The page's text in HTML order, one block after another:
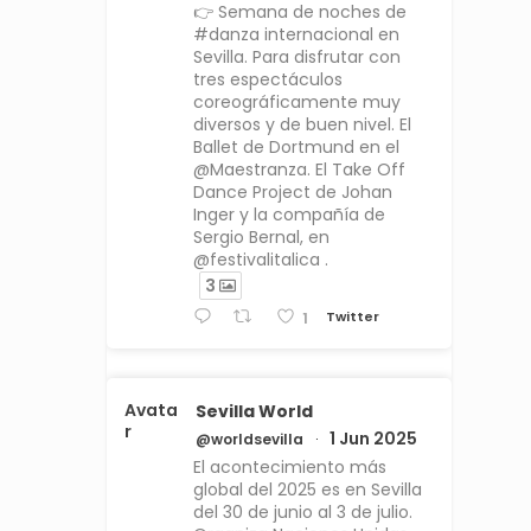
👉 Semana de noches de
#danza internacional en
Sevilla. Para disfrutar con
tres espectáculos
coreográficamente muy
diversos y de buen nivel. El
Ballet de Dortmund en el
@Maestranza. El Take Off
Dance Project de Johan
Inger y la compañía de
Sergio Bernal, en
@festivalitalica .
3
1 Twitter
Avata
r
Sevilla World
@worldsevilla ·
1 Jun 2025
El acontecimiento más
global del 2025 es en Sevilla
del 30 de junio al 3 de julio.